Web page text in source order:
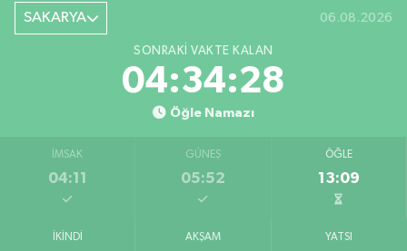
SAKARYA 06.08.2026
SONRAKI VAKTE KALAN
04:34:28
Öğle Namazı
İMSAK
04:11
GÜNEŞ
05:52
ÖĞLE
13:09
İKINDI AKŞAM YATSI